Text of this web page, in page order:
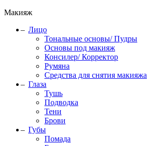
Макияж
Лицо
Тональные основы/ Пудры
Основы под макияж
Консилер/ Корректор
Румяна
Средства для снятия макияжа
Глаза
Тушь
Подводка
Тени
Брови
Губы
Помада